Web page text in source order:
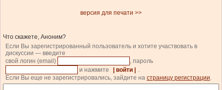
версия для печати >>
Что скажете, Аноним?
Если Вы зарегистрированный пользователь и хотите участвовать в
дискуссии — введите
свой логин (email)
, пароль
и нажмите
| войти |
.
Если Вы еще не зарегистрировались, зайдите на страницу регистрации.